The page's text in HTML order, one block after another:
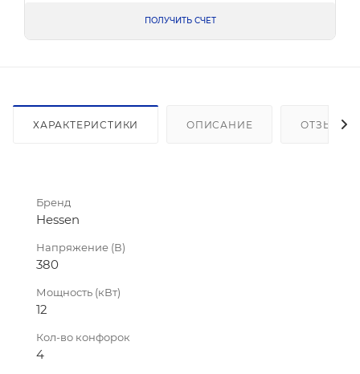
ПОЛУЧИТЬ СЧЕТ
ХАРАКТЕРИСТИКИ ОПИСАНИЕ ОТЗЫВЫ
Бренд
Hessen
Напряжение (В)
380
Мощность (кВт)
12
Кол-во конфорок
4